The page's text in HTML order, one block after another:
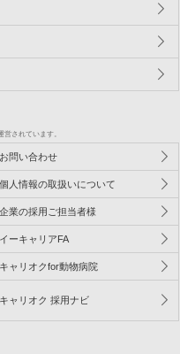
されています。
お問い合わせ
個人情報の取扱いについて
企業の採用ご担当者様
イーキャリアFA
キャリオクfor動物病院
キャリオク 採用ナビ